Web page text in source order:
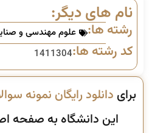
نام های دیگر:
رشته ها: علوم مهندسی و
کد رشته ها:1411304
برای دانلود رایگان نمونه
این دانشگاه به صفحه